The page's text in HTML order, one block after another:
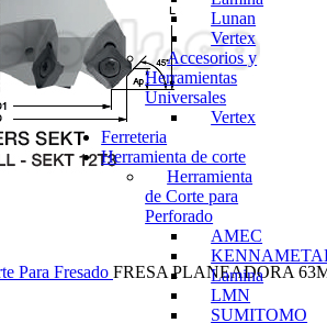
Lunan
Vertex
Accesorios y
Herramientas
Universales
Vertex
Ferreteria
Herramienta de corte
Herramienta
de Corte para
Perforado
AMEC
Lamina
LMN
SUMITOMO
Para Fresado FRESA PLANEADORA